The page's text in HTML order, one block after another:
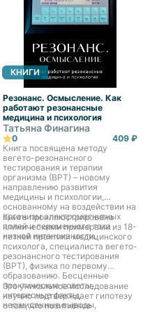
всегда присутствовали радость,
гармония и безмятежность.
КНИГИ
Резонанс. Осмысление. Как
работают резонансные
медицина и психология
Татьяна Финагина
0
409 ₽
Книга посвящена методу
вегето-резонансного
тестирования и терапии
организма (ВРТ) – новому
направлению развития
медицины и психологии,
основанному на воздействии на
организм электромагнитных
полей и переменного тока
низкой интенсивности.
Книга проиллюстрирована
клиническими примерами из 18-
летней практики медицинского
психолога, специалиста вегето-
резонансного тестирования
(ВРТ), физика по первому
образованию. Бесценные
практические советы,
интересные факты,
неожиданные выводы,
Это уникальное исследование
научно подтверждает гипотезу
о том, что позитивное